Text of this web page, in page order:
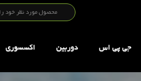
جی پی اس دوربین اکسسوری